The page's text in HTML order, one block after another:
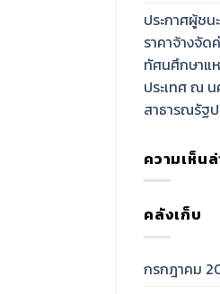
ประกาศผู้ชน
ราคาจ้างจัด
ทัศนศึกษาแ
ประเทศ ณ น
สาธารณรัฐ
ความเห็น
คลังเก็บ
กรกฎาคม